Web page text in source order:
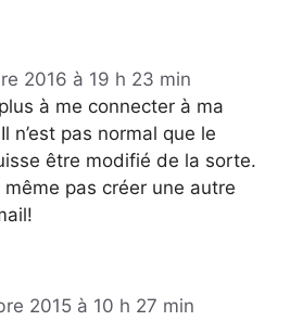
2016 à 19 h 23 min
à me connecter à ma
n’est pas normal que le
être modifié de la sorte.
pas créer une autre
2015 à 10 h 27 min